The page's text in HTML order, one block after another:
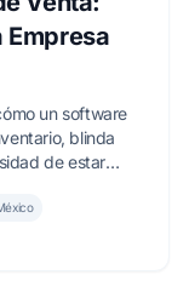
Empresa
un software
blinda
de estar